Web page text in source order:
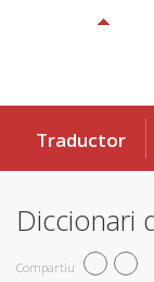
Traductor
Diccionari
Compartiu